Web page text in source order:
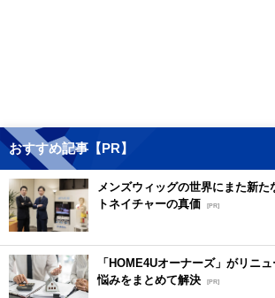
おすすめ記事【PR】
メンズウィッグの世界にまた新
トネイチャーの真価 [PR]
「HOME4Uオーナーズ」がリニ
悩みをまとめて解決 [PR]